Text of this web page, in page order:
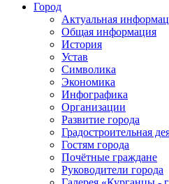
Город
Актуальная
Общая информация
История
Устав
Символика
Экономика
Инфографика
Организации
Развитие города
Градостроительная
Гостям города
Почётные граждане
Руководители города